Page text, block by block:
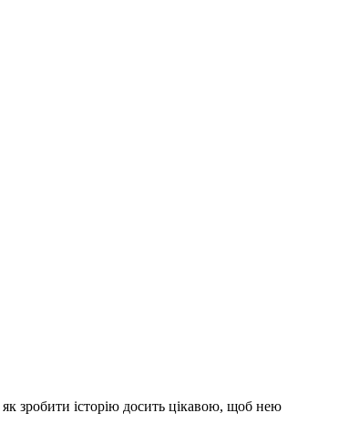
зробити історію досить цікавою, щоб нею